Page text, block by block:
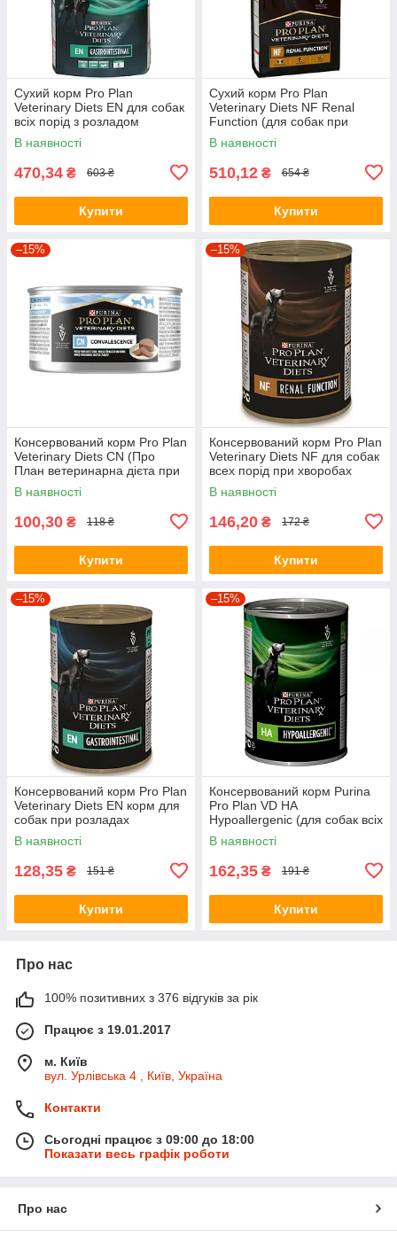
Сухий корм Pro Plan
Veterinary Diets EN для собак
всіх порід з розладом
травлення, 1,5кг.
В наявності
470,34 ₴ 603 ₴
Купити
Сухий корм Pro Plan
Veterinary Diets NF Renal
Function (для собак при
захворюваннях нирок) 1.5кг
В наявності
510,12 ₴ 654 ₴
Купити
–15%
Консервований корм Pro Plan
Veterinary Diets CN (Про
План ветеринарна дієта при
одужанні) 195г.
В наявності
100,30 ₴ 118 ₴
Купити
–15%
Консервований корм Pro Plan
Veterinary Diets NF для собак
всех порід при хворобах
нирок, 400г.
В наявності
146,20 ₴ 172 ₴
Купити
–15%
Консервований корм Pro Plan
Veterinary Diets EN корм для
собак при розладах
травлення, 400г.
В наявності
128,35 ₴ 151 ₴
Купити
–15%
Консервований корм Purina
Pro Plan VD HA
Hypoallergenic (для собак всіх
порід при алергії) 400г
В наявності
162,35 ₴ 191 ₴
Купити
Про нас
100% позитивних з 376 відгуків за рік
Працює з 19.01.2017
м. Київ
вул. Урлівська 4 , Київ, Україна
Контакти
Сьогодні працює з 09:00 до 18:00
Показати весь графік роботи
Про нас